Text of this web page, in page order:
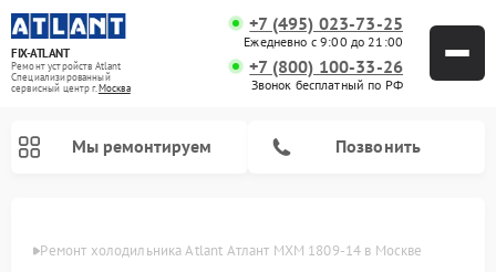
FIX-ATLANT
Ремонт устройств Atlant
Специализированный
cервисный центр г.Москва
+7 (495) 023-73-25
Ежедневно с 9:00 до 21:00
+7 (800) 100-33-26
Звонок бесплатный по РФ
Мы ремонтируем Позвонить
Ремонт холодильника Atlant Атлант МХМ 1809-14 в Москве